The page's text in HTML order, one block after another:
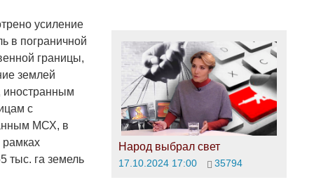
Народ выбрал свет
17.10.2024 17:00 35794
усиление
в пограничной
границы,
землей
иностранным
с
МСХ, в
рамках
тыс. га земель